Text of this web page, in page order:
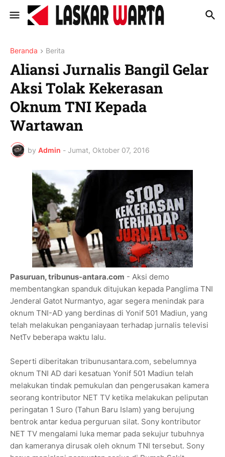
Beranda Berita
Aliansi Jurnalis Bangil Gelar
Aksi Tolak Kekerasan
Oknum TNI Kepada
Wartawan
by Admin - Jumat, Oktober 07, 2016
Pasuruan, tribunus-antara.com - Aksi demo
membentangkan spanduk ditujukan kepada Panglima TNI
Jenderal Gatot Nurmantyo, agar segera menindak para
oknum TNI-AD yang berdinas di Yonif 501 Madiun, yang
telah melakukan penganiayaan terhadap jurnalis televisi
NetTv beberapa waktu lalu.
Seperti diberitakan tribunusantara.com, sebelumnya
oknum TNI AD dari kesatuan Yonif 501 Madiun telah
melakukan tindak pemukulan dan pengerusakan kamera
seorang kontributor NET TV ketika melakukan peliputan
peringatan 1 Suro (Tahun Baru Islam) yang berujung
bentrok antar kedua perguruan silat. Sony kontributor
NET TV mengalami luka memar pada sekujur tubuhnya
dan kameranya dirusak oleh oknum TNI tersebut. Sony